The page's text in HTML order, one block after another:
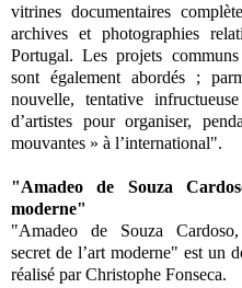
vitrines documentaires
archives et photographies
Portugal. Les projets
sont également abordés ;
nouvelle, tentative
d’artistes pour organiser,
mouvantes » à l’international".
"Amadeo de Souza
moderne"
"Amadeo de Souza
secret de l’art moderne" est un
réalisé par Christophe Fonseca.